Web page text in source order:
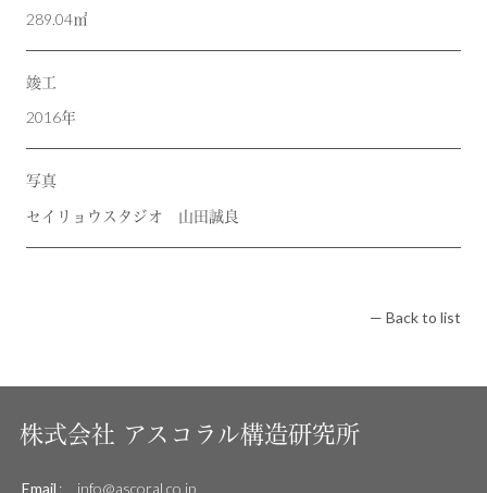
289.04㎡
竣工
2016年
写真
セイリョウスタジオ 山田誠良
— Back to list
株式会社 アスコラル構造研究所
Email : info@ascoral.co.jp